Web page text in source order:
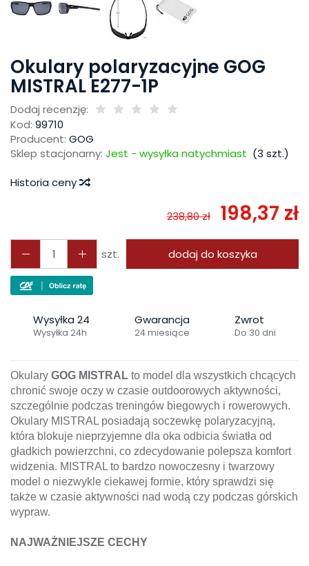
Okulary polaryzacyjne GOG
MISTRAL E277-1P
Dodaj recenzję:
Kod: 99710
Producent: GOG
Sklep stacjonarny: Jest - wysyłka natychmiast (3 szt.)
Historia ceny
238,80 zł 198,37 zł
szt. dodaj do koszyka
Wysyłka 24
Wysyłka 24h
Gwarancja
24 miesiące
Zwrot
Do 30 dni
Okulary GOG MISTRAL to model dla wszystkich chcących
chronić swoje oczy w czasie outdoorowych aktywności,
szczególnie podczas treningów biegowych i rowerowych.
Okulary MISTRAL posiadają soczewkę polaryzacyjną,
która blokuje nieprzyjemne dla oka odbicia światła od
gładkich powierzchni, co zdecydowanie polepsza komfort
widzenia. MISTRAL to bardzo nowoczesny i twarzowy
model o niezwykle ciekawej formie, który sprawdzi się
także w czasie aktywności nad wodą czy podczas górskich
wypraw.
NAJWAŻNIEJSZE CECHY